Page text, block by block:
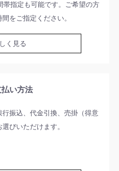
帯指定も可能です。ご希望の方
をご指定ください。
く見る
払い方法
振込、代金引換、売掛（得意
びいただけます。